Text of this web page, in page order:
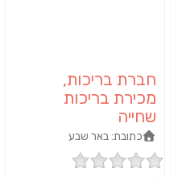
חברת בריכות,
מכירת בריכות
שחייה
כתובת:באר שבע